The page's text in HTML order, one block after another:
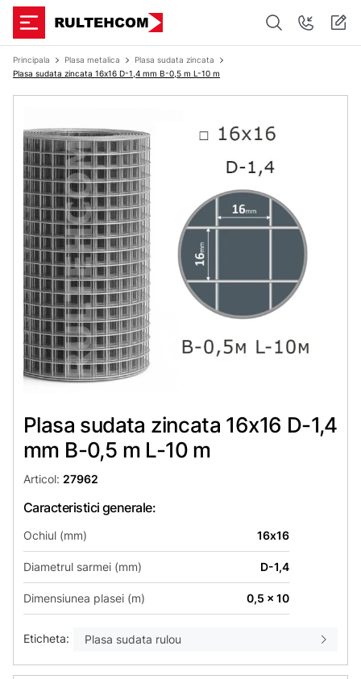
Principala Plasa metalica
Plasa sudata zincata
Plasa sudata zincata 16х16 D-1,4 mm B-0,5 m L-10 m
Plasa sudata zincata 16х16 D-1,4
mm B-0,5 m L-10 m
Articol: 27962
Caracteristici generale:
Ochiul (mm) 16х16
Diametrul sarmei (mm) D-1,4
Dimensiunea plasei (m) 0,5 x 10
Eticheta: Plasa sudata rulou